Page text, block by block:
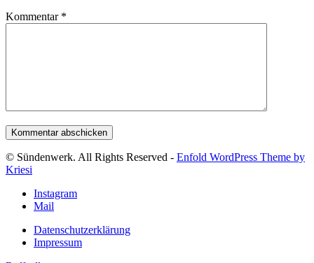
Kommentar *
© Sündenwerk. All Rights Reserved - Enfold WordPress Theme by
Kriesi
Instagram
Mail
Datenschutzerklärung
Impressum